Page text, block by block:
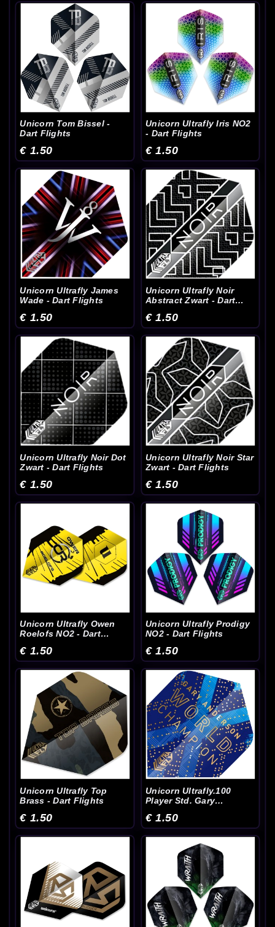
Unicorn Tom Bissel -
Dart Flights
€ 1.50
Unicorn Ultrafly Iris NO2
- Dart Flights
€ 1.50
Unicorn Ultrafly James
Wade - Dart Flights
€ 1.50
Unicorn Ultrafly Noir
Abstract Zwart - Dart
€ 1.50
Unicorn Ultrafly Noir Dot
Zwart - Dart Flights
€ 1.50
Unicorn Ultrafly Noir Star
Zwart - Dart Flights
€ 1.50
Unicorn Ultrafly Owen
Roelofs NO2 - Dart
€ 1.50
Unicorn Ultrafly Prodigy
NO2 - Dart Flights
€ 1.50
Unicorn Ultrafly Top
Brass - Dart Flights
€ 1.50
Unicorn Ultrafly.100
Player Std. Gary
Flights
€ 1.50